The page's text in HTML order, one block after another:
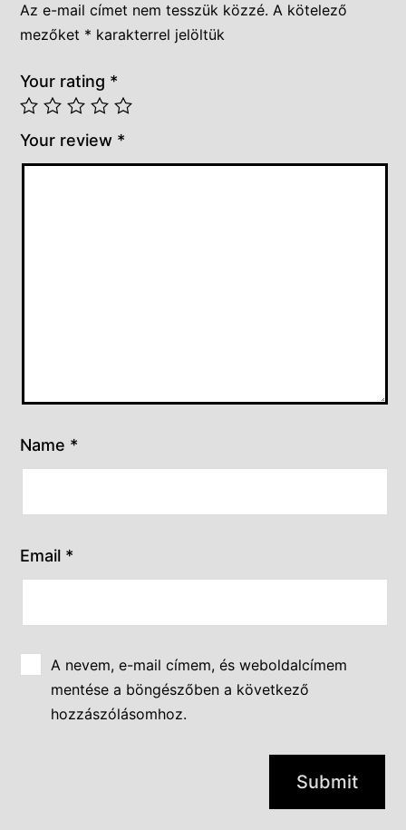
Az e-mail címet nem tesszük közzé. A kötelező
mezőket * karakterrel jelöltük
Your rating *
Your review *
Name *
Email *
A nevem, e-mail címem, és weboldalcímem
mentése a böngészőben a következő
hozzászólásomhoz.